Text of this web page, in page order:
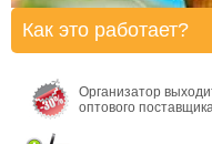
Как это работает?
Организатор
оптового